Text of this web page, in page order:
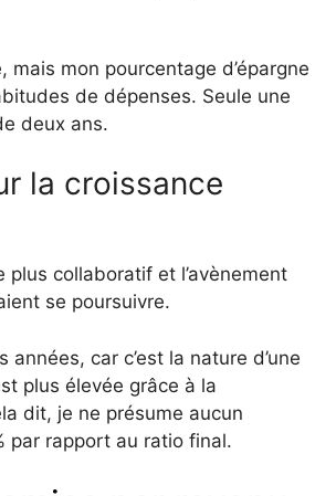
mon pourcentage d’épargne
de dépenses. Seule une
deux ans.
la croissance
collaboratif et l’avènement
se poursuivre.
car c’est la nature d’une
plus élevée grâce à la
dit, je ne présume aucun
par rapport au ratio final.